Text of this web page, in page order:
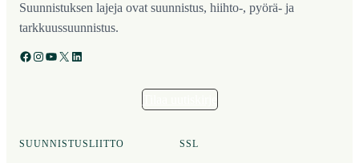
Suunnistuksen lajeja ovat suunnistus, hiihto-, pyörä- ja
tarkkuussuunnistus.
Facebook Instagram YouTube X LinkedIn
SUUNNISTUSLIITTO SSL